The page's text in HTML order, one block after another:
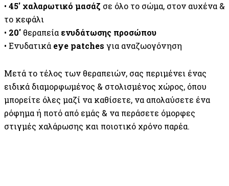
• 45′ χαλαρωτικό μασάζ σε όλο το σώμα, στον αυχένα &
το κεφάλι
• 20′ θεραπεία ενυδάτωσης προσώπου
• Ενυδατικά eye patches για αναζωογόνηση
Μετά το τέλος των θεραπειών, σας περιμένει ένας
ειδικά διαμορφωμένος & στολισμένος χώρος, όπου
μπορείτε όλες μαζί να καθίσετε, να απολαύσετε ένα
ρόφημα ή ποτό από εμάς & να περάσετε όμορφες
στιγμές χαλάρωσης και ποιοτικό χρόνο παρέα.